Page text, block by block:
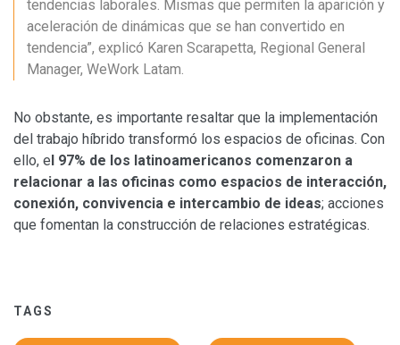
tendencias laborales. Mismas que permiten la aparición y
aceleración de dinámicas que se han convertido en
tendencia”, explicó Karen Scarapetta, Regional General
Manager, WeWork Latam.
No obstante, es importante resaltar que la implementación
del trabajo híbrido transformó los espacios de oficinas. Con
ello, el 97% de los latinoamericanos comenzaron a
relacionar a las oficinas como espacios de interacción,
conexión, convivencia e intercambio de ideas; acciones
que fomentan la construcción de relaciones estratégicas.
TAGS